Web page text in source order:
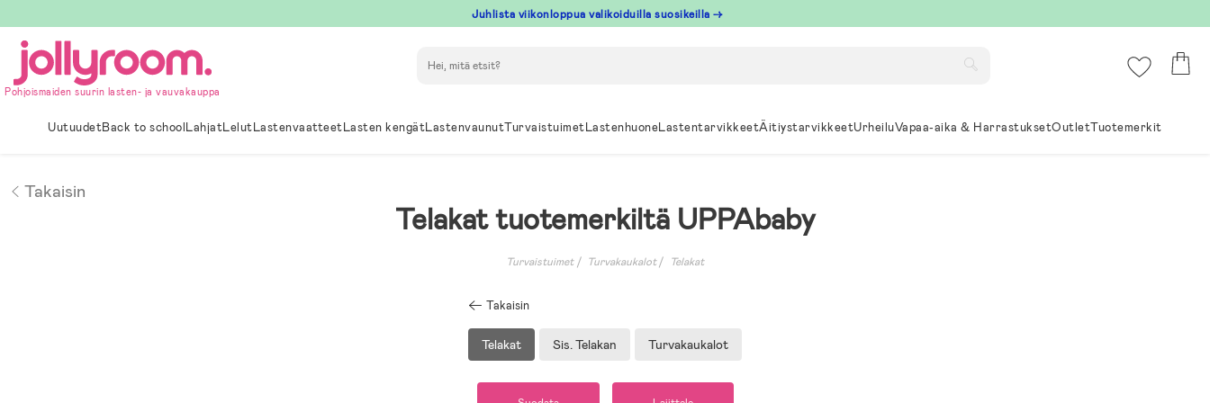
till
innehållet
Juhlista viikonloppua valikoiduilla suosikeilla →
Pohjoismaiden suurin lasten- ja vauvakauppa
UutuudetBack to schoolLahjatLelutLastenvaatteetLasten kengätLastenvaunutTurvaistuimetLastenhuoneLastentarvikkeetÄitiystarvikkeetUrheiluVapaa-aika & HarrastuksetOutletTuotemerkit
Takaisin
Telakat tuotemerkiltä UPPAbaby
Turvaistuimet Turvakaukalot Telakat
Takaisin
Telakat Sis. Telakan Turvakaukalot